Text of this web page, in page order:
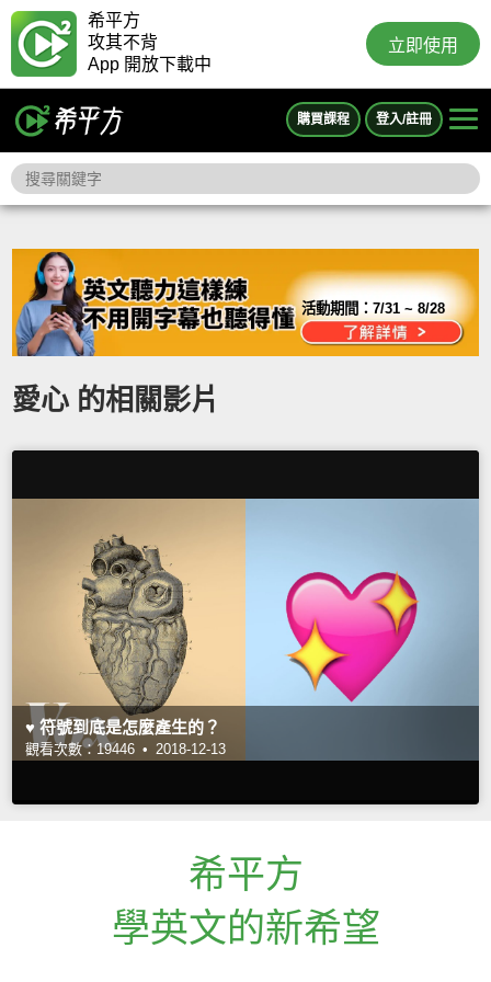
希平方
攻其不背
App 開放下載中
立即使用
購買課程 登入/註冊
活動期間：7/31 ~ 8/28
愛心 的相關影片
♥ 符號到底是怎麼產生的？
觀看次數：19446 • 2018-12-13
希平方
學英文的新希望